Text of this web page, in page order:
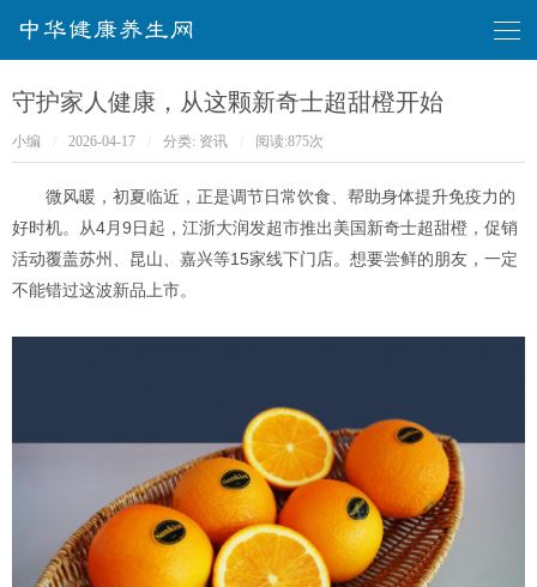
华健康养生网
守护家人健康，从这颗新奇士超甜橙开始
小编 2026-04-17 分类: 资讯 阅读:875次
微风暖，初夏临近，正是调节日常饮食、帮助身体提升免疫力的
好时机。从4月9日起，江浙大润发超市推出美国新奇士超甜橙，促销
活动覆盖苏州、昆山、嘉兴等15家线下门店。想要尝鲜的朋友，一定
不能错过这波新品上市。